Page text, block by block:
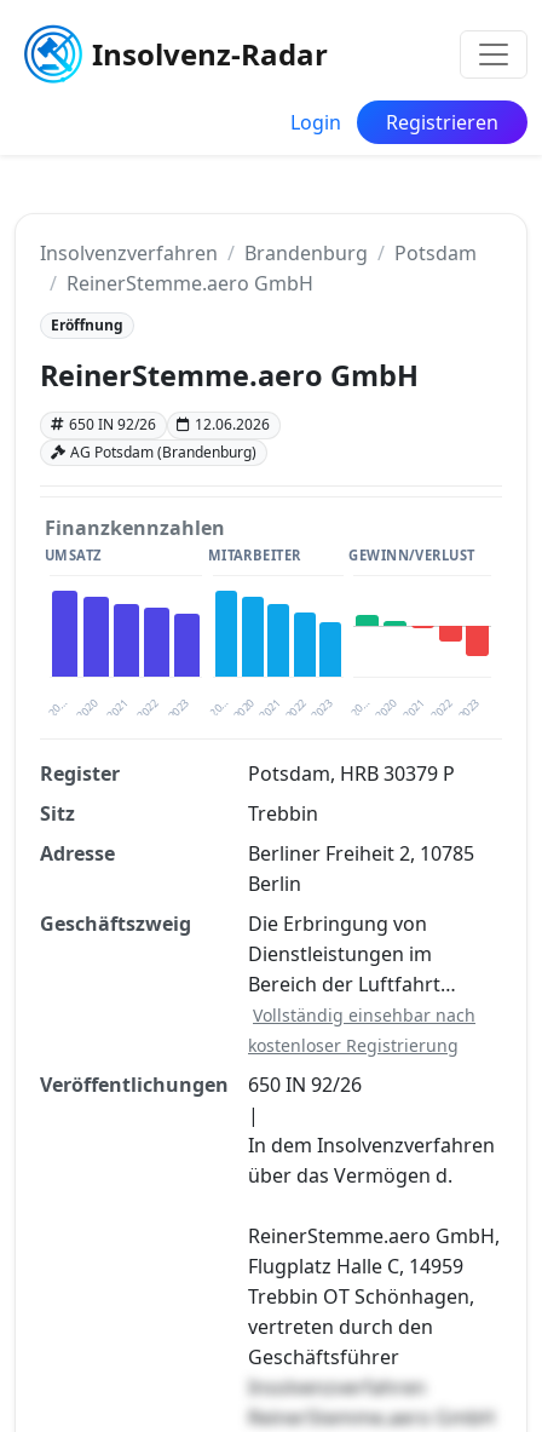
Insolvenz-Radar
Login Registrieren
Insolvenzverfahren Brandenburg
Potsdam
ReinerStemme.aero GmbH
Eröffnung
ReinerStemme.aero GmbH
650 IN 92/26
12.06.2026
AG Potsdam (Brandenburg)
Finanzkennzahlen
UMSATZ
20… 2021 2023
2020 2022
MITARBEITER
20… 2021 2023
2020 2022
GEWINN/VERLUST
20… 2021 2023
2020 2022
Finanzkennzahlen nach kostenloser
Registrierung verfügbar
Jetzt kostenlos registrieren
Register
Potsdam, HRB 30379 P
Sitz
Trebbin
Adresse
Berliner Freiheit 2, 10785
Berlin
Geschäftszweig
Die Erbringung von
Dienstleistungen im
Bereich der Luftfahrt…
Vollständig einsehbar nach
kostenloser Registrierung
Veröffentlichungen
650 IN 92/26
|
In dem Insolvenzverfahren
über das Vermögen d.
ReinerStemme.aero GmbH,
Flugplatz Halle C, 14959
Trebbin OT Schönhagen,
vertreten durch den
Geschäftsführer
Insolvenzverfahren
ReinerStemme.aero GmbH